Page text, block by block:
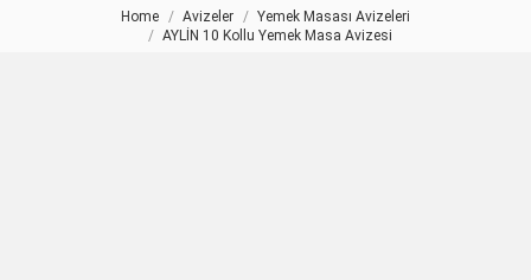
Home Avizeler
Yemek Masası Avizeleri
AYLİN 10 Kollu Yemek Masa Avizesi